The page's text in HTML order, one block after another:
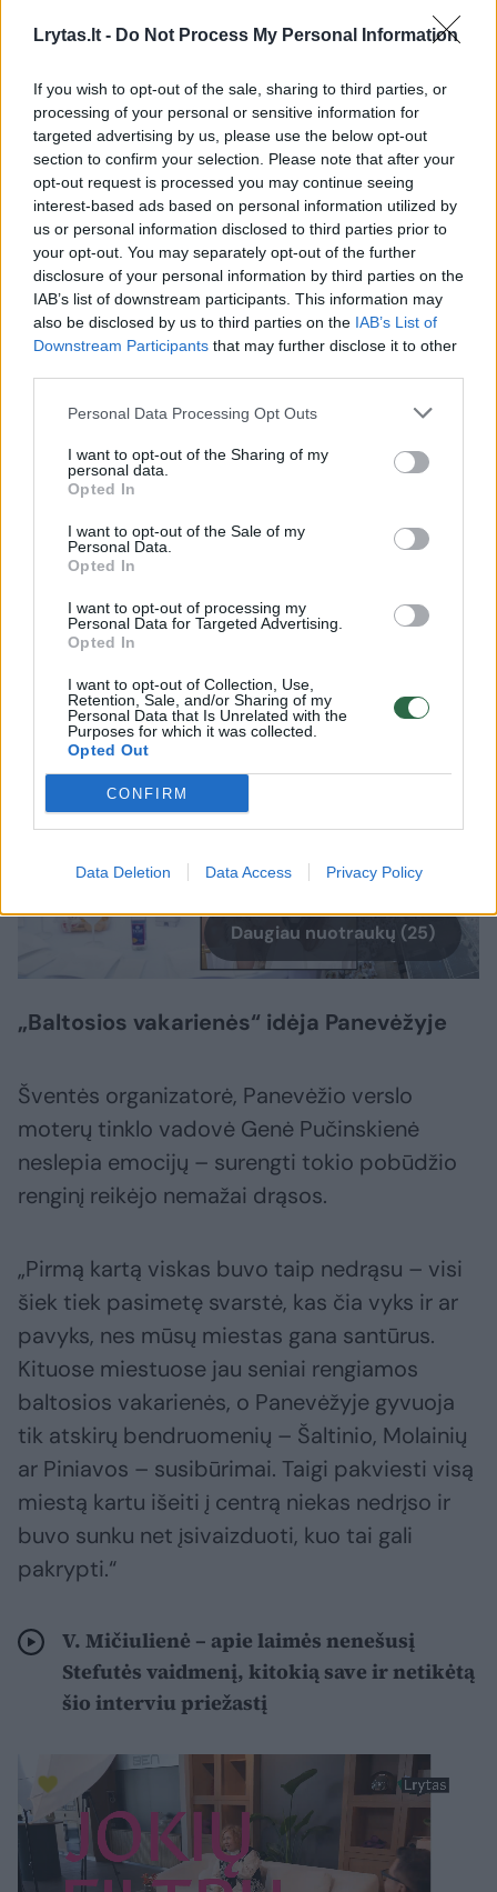
Lrytas.lt - Do Not Process My Personal Information
If you wish to opt-out of the sale, sharing to third parties, or
processing of your personal or sensitive information for
targeted advertising by us, please use the below opt-out
section to confirm your selection. Please note that after your
opt-out request is processed you may continue seeing
interest-based ads based on personal information utilized by
us or personal information disclosed to third parties prior to
your opt-out. You may separately opt-out of the further
disclosure of your personal information by third parties on the
IAB’s list of downstream participants. This information may
also be disclosed by us to third parties on the IAB’s List of
Downstream Participants that may further disclose it to other
Personal Data Processing Opt Outs
I want to opt-out of the Sharing of my
personal data.
Opted In
I want to opt-out of the Sale of my
Personal Data.
Opted In
I want to opt-out of processing my
Personal Data for Targeted Advertising.
Opted In
I want to opt-out of Collection, Use,
Retention, Sale, and/or Sharing of my
Personal Data that Is Unrelated with the
Purposes for which it was collected.
Opted Out
CONFIRM
Data Deletion Data Access Privacy Policy
Žmonės Veidai ir vardai
Tūkstančiai baltai pasipuošusių
žmonių užliejo Panevėžio centrą:
vaizdai traukė akį(2)
2026 m. rugpjūčio 9 d. 07:58
JP.lt, Dovilė Barvičiūtė
Laisvės aikštė šį penktadienio vakarą
nusidažė balta spalva. Panevėžio centre
vakarienė“, šiemet pritraukusi rekordinį
dalyvių skaičių. Čia panevėžiečiai ir miesto
svečiai drauge kuria jaukią atmosferą po
atviru vasaros dangumi.
Daugiau nuotraukų (25)
„Baltosios vakarienės“ idėja Panevėžyje
Šventės organizatorė, Panevėžio verslo
moterų tinklo vadovė Genė Pučinskienė
neslepia emocijų – surengti tokio pobūdžio
renginį reikėjo nemažai drąsos.
„Pirmą kartą viskas buvo taip nedrąsu – visi
šiek tiek pasimetę svarstė, kas čia vyks ir ar
pavyks, nes mūsų miestas gana santūrus.
Kituose miestuose jau seniai rengiamos
baltosios vakarienės, o Panevėžyje gyvuoja
tik atskirų bendruomenių – Šaltinio, Molainių
ar Piniavos – susibūrimai. Taigi pakviesti visą
miestą kartu išeiti į centrą niekas nedrįso ir
buvo sunku net įsivaizduoti, kuo tai gali
pakrypti.“
V. Mičiulienė – apie laimės nenešusį
Stefutės vaidmenį, kitokią save ir netikėtą
šio interviu priežastį